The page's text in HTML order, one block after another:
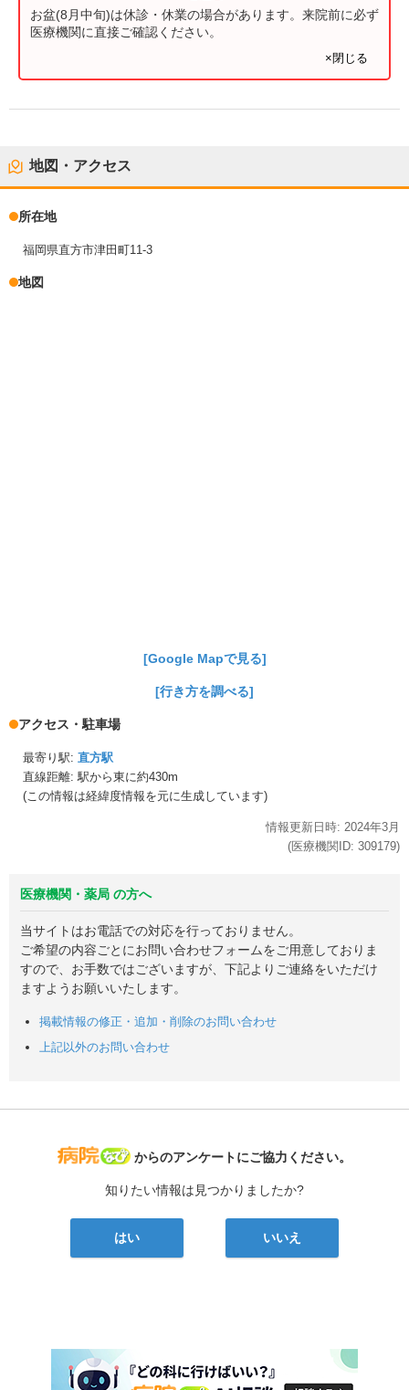
お盆(8月中旬)は休診・休業の場合があります。来院前に必ず
医療機関に直接ご確認ください。
×閉じる
地図・アクセス
所在地
福岡県直方市津田町11-3
地図
[Google Mapで見る]
[行き方を調べる]
アクセス・駐車場
最寄り駅: 直方駅
直線距離: 駅から東に約430m
(この情報は経緯度情報を元に生成しています)
情報更新日時: 2024年3月
(医療機関ID: 309179)
医療機関・薬局 の方へ
当サイトはお電話での対応を行っておりません。
ご希望の内容ごとにお問い合わせフォームをご用意しておりま
すので、お手数ではございますが、下記よりご連絡をいただけ
ますようお願いいたします。
掲載情報の修正・追加・削除のお問い合わせ
上記以外のお問い合わせ
病院なび
からのアンケートにご協力ください。
知りたい情報は見つかりましたか?
はい いいえ